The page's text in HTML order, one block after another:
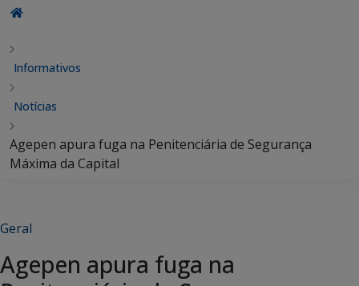
Informativos
Notícias
Agepen apura fuga na Penitenciária de Segurança
Máxima da Capital
Geral
Agepen apura fuga na